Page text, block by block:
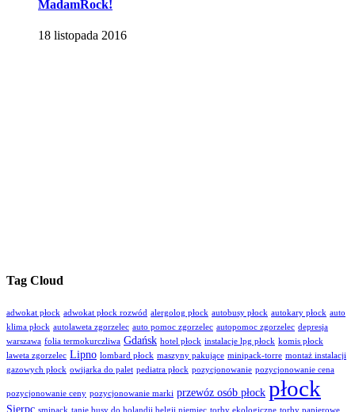
MadamRock!
18 listopada 2016
Tag Cloud
adwokat płock adwokat płock rozwód alergolog płock autobusy płock autokary płock auto
klima płock autolaweta zgorzelec auto pomoc zgorzelec autopomoc zgorzelec depresja
warszawa folia termokurczliwa Gdańsk hotel płock instalacje lpg płock komis płock
laweta zgorzelec Lipno lombard płock maszyny pakujące minipack-torre montaż instalacji
gazowych płock owijarka do palet pediatra płock pozycjonowanie pozycjonowanie cena
pozycjonowanie ceny pozycjonowanie marki przewóz osób płock płock
Sierpc smipack tanie busy do holandii belgii niemiec torby ekologiczne torby papierowe